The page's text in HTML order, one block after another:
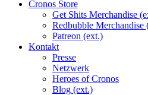
Cronos Store
Get Shits Merchandise
Redbubble Merchandise
Patreon (ext.)
Kontakt
Presse
Netzwerk
Heroes of Cronos
Blog (ext.)